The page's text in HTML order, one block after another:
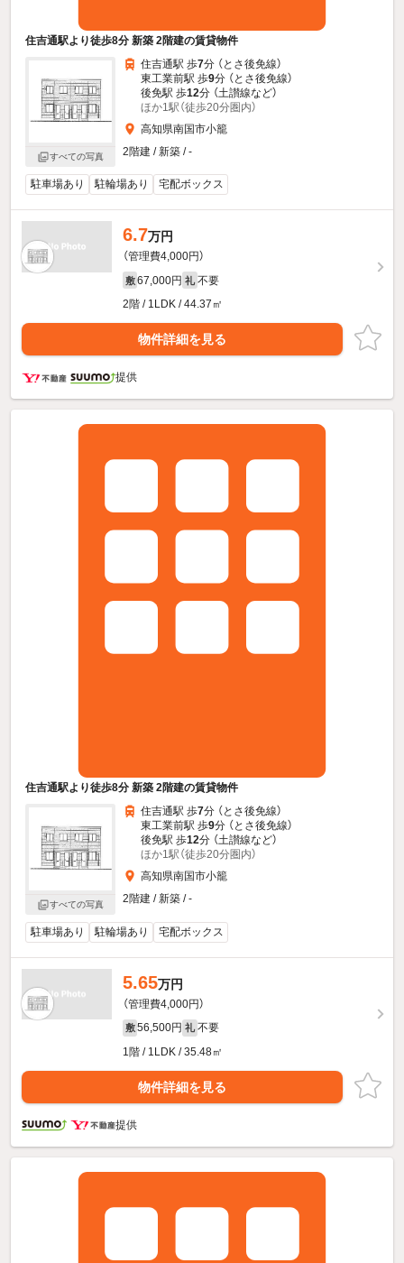
住吉通駅より徒歩8分 新築 2階建の賃貸物件
すべての写真
住吉通駅 歩7分 （とさ後免線）
東工業前駅 歩9分 （とさ後免線）
後免駅 歩12分 （土讃線など）
ほか1駅（徒歩20分圏内）
高知県南国市小籠
2階建 / 新築 / -
駐車場あり 駐輪場あり 宅配ボックス
6.7万円
（管理費4,000円）
敷 67,000円 礼 不要
2階 / 1LDK / 44.37㎡
物件詳細を見る
提供
住吉通駅より徒歩8分 新築 2階建の賃貸物件
すべての写真
住吉通駅 歩7分 （とさ後免線）
東工業前駅 歩9分 （とさ後免線）
後免駅 歩12分 （土讃線など）
ほか1駅（徒歩20分圏内）
高知県南国市小籠
2階建 / 新築 / -
駐車場あり 駐輪場あり 宅配ボックス
5.65万円
（管理費4,000円）
敷 56,500円 礼 不要
1階 / 1LDK / 35.48㎡
物件詳細を見る
提供